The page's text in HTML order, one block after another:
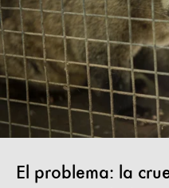
El problema: la